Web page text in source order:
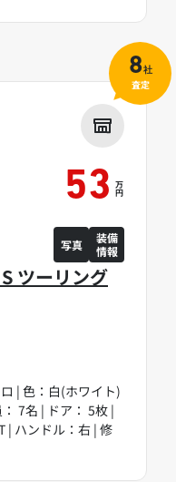
ツーリング
| 色：白(ホワイト)
7名 | ドア： 5枚 |
| ハンドル：右 | 修
53 万
円
写真
装備
情報
8社
査定